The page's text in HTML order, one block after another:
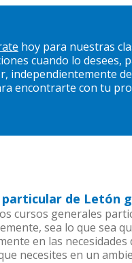
hoy para nuestras
cuando lo desees,
independientemente
encontrarte con tu
particular de Letón
cursos generales
sea lo que sea
en las
necesites en un